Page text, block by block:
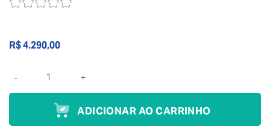
R$4.290,00
ADICIONAR AO CARRINHO